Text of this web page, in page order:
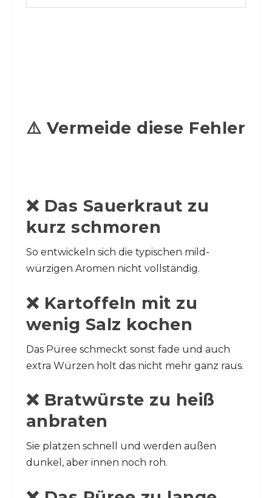
⚠️ Vermeide diese Fehler
❌ Das Sauerkraut zu
kurz schmoren
So entwickeln sich die typischen mild-
würzigen Aromen nicht vollständig.
❌ Kartoffeln mit zu
wenig Salz kochen
Das Püree schmeckt sonst fade und auch
extra Würzen holt das nicht mehr ganz raus.
❌ Bratwürste zu heiß
anbraten
Sie platzen schnell und werden außen
dunkel, aber innen noch roh.